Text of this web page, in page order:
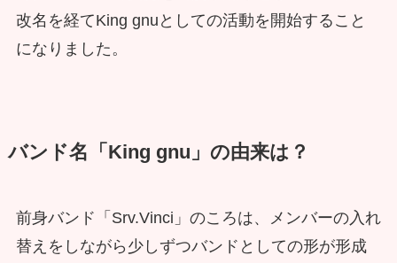
改名を経てKing gnuとしての活動を開始すること
になりました。
バンド名「King gnu」の由来は？
前身バンド「Srv.Vinci」のころは、メンバーの入れ
替えをしながら少しずつバンドとしての形が形成